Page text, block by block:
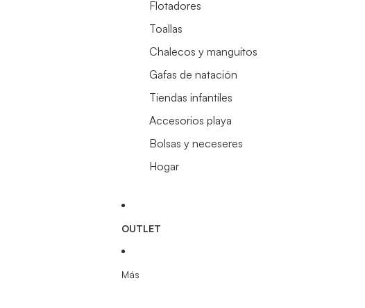
Flotadores
Toallas
Chalecos y manguitos
Gafas de natación
Tiendas infantiles
Accesorios playa
Bolsas y neceseres
Hogar
OUTLET
Más